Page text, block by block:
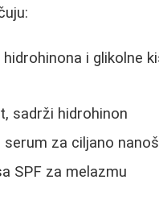
hidrohinona i glikolne
sadrži hidrohinon
za ciljano
SPF za melazmu